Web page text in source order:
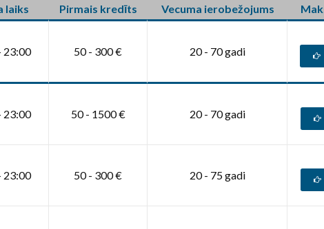
laiks Pirmais kredīts Vecuma ierobežojums
23:00 50 - 300 € 20 - 70 gadi
23:00 50 - 1500 € 20 - 70 gadi
23:00 50 - 300 € 20 - 75 gadi